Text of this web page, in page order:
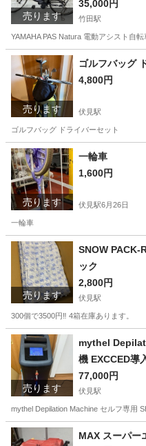
売ります
35,000円
竹田駅
YAMAHA PAS Natura 電動アシスト自
京都 京都市 竹田駅 電動
売ります
ゴルフバッグ
4,800円
伏見駅
ゴルフバッグ ドライバーセット
京都 京都市 伏見駅
売ります
一輪車
1,600円
伏見駅6月26日
一輪車
京都 京都市
売ります
SNOW PACK-
ック
2,800円
伏見駅
300個で3500円‼️ 4箱在庫あります。
京都 京都市
売ります
mythel
機 EXCCED導
器 美容機器
77,000円
伏見駅
mythel Depilation Machine セルフ専用
京都 京都市 その他
MAX スーパー